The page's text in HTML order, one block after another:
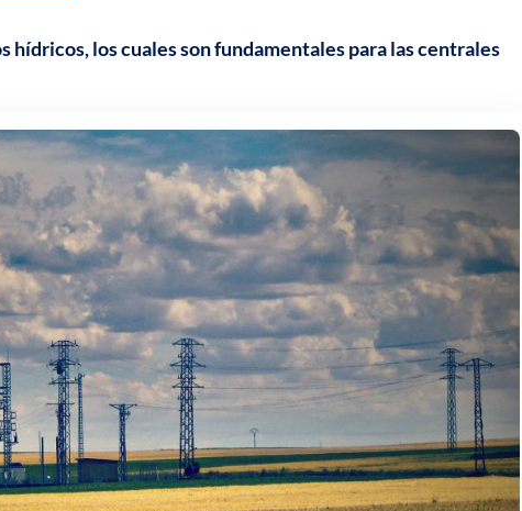
hídricos, los cuales son fundamentales para las centrales